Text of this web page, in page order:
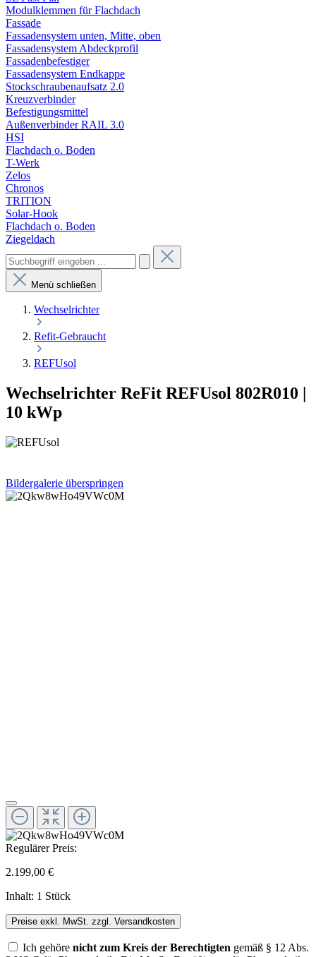
Modulklemmen für Flachdach
Fassade
Fassadensystem unten, Mitte, oben
Fassadensystem Abdeckprofil
Fassadenbefestiger
Fassadensystem Endkappe
Stockschrauben­aufsatz 2.0
Kreuzverbinder
Befestigungsmittel
Außenverbinder RAIL 3.0
HSI
Flachdach o. Boden
T-Werk
Zelos
Chronos
TRITION
Solar-Hook
Flachdach o. Boden
Ziegeldach
Menü schließen
Wechselrichter
Refit-Gebraucht
REFUsol
Wechselrichter ReFit REFUsol 802R010 |
10 kWp
Bildergalerie überspringen
Regulärer Preis:
2.199,00 €
Inhalt: 1 Stück
Preise exkl. MwSt. zzgl. Versandkosten
Ich gehöre nicht zum Kreis der Berechtigten gemäß § 12 Abs.